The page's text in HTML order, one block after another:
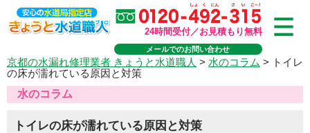
24時間受付／お見積もり無料
メールでのお問い合わせ
京都の水漏れ修理業者 きょうと水道職人 > 水のコラム >
トイレ
の床が濡れている原因と対策
水のコラム
トイレの床が濡れている原因と対策